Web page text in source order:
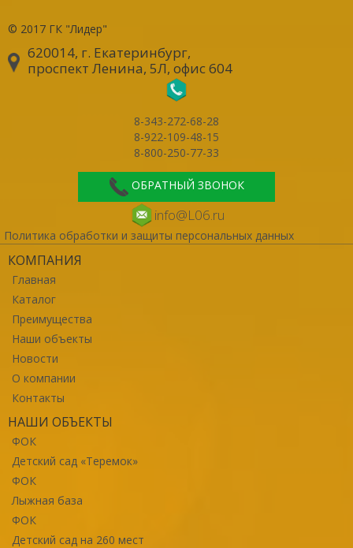
© 2017 ГК "Лидер"
620014, г. Екатеринбург,
проспект Ленина, 5Л, офис 604
8-343-272-68-28
8-922-109-48-15
8-800-250-77-33
ОБРАТНЫЙ ЗВОНОК
info@L06.ru
Политика обработки и защиты персональных данных
КОМПАНИЯ
Главная
Каталог
Преимущества
Наши объекты
Новости
О компании
Контакты
НАШИ ОБЪЕКТЫ
ФОК
Детский сад «Теремок»
ФОК
Лыжная база
ФОК
Детский сад на 260 мест